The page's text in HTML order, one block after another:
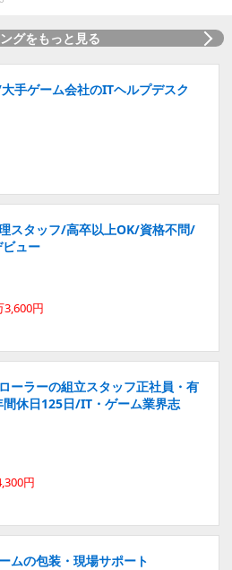
グをもっと見る
手ゲーム会社のITヘルプデスク
スタッフ/高卒以上OK/資格不問/
ュー
3,600円
ーラーの組立スタッフ正社員・有
休日125日/IT・ゲーム業界志
円
ムの包装・現場サポート